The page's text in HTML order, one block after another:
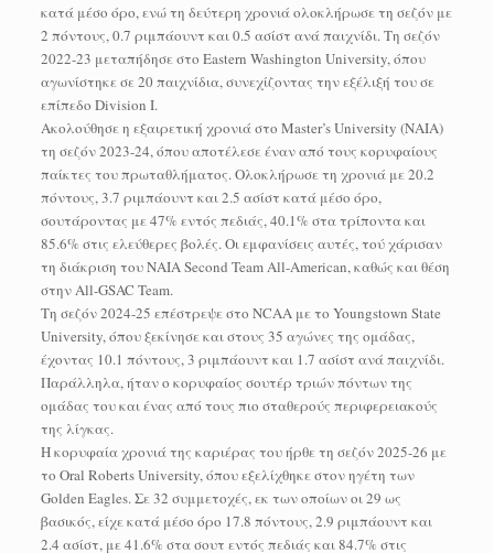
κατά μέσο όρο, ενώ τη δεύτερη χρονιά ολοκλήρωσε τη σεζόν με
2 πόντους, 0.7 ριμπάουντ και 0.5 ασίστ ανά παιχνίδι. Τη σεζόν
2022-23 μεταπήδησε στο Eastern Washington University, όπου
αγωνίστηκε σε 20 παιχνίδια, συνεχίζοντας την εξέλιξή του σε
επίπεδο Division I.
Ακολούθησε η εξαιρετική χρονιά στο Master’s University (NAIA)
τη σεζόν 2023-24, όπου αποτέλεσε έναν από τους κορυφαίους
παίκτες του πρωταθλήματος. Ολοκλήρωσε τη χρονιά με 20.2
πόντους, 3.7 ριμπάουντ και 2.5 ασίστ κατά μέσο όρο,
σουτάροντας με 47% εντός πεδιάς, 40.1% στα τρίποντα και
85.6% στις ελεύθερες βολές. Οι εμφανίσεις αυτές, τού χάρισαν
τη διάκριση του NAIA Second Team All-American, καθώς και θέση
στην All-GSAC Team.
Τη σεζόν 2024-25 επέστρεψε στο NCAA με το Youngstown State
University, όπου ξεκίνησε και στους 35 αγώνες της ομάδας,
έχοντας 10.1 πόντους, 3 ριμπάουντ και 1.7 ασίστ ανά παιχνίδι.
Παράλληλα, ήταν ο κορυφαίος σουτέρ τριών πόντων της
ομάδας του και ένας από τους πιο σταθερούς περιφερειακούς
της λίγκας.
Η κορυφαία χρονιά της καριέρας του ήρθε τη σεζόν 2025-26 με
το Oral Roberts University, όπου εξελίχθηκε στον ηγέτη των
Golden Eagles. Σε 32 συμμετοχές, εκ των οποίων οι 29 ως
βασικός, είχε κατά μέσο όρο 17.8 πόντους, 2.9 ριμπάουντ και
2.4 ασίστ, με 41.6% στα σουτ εντός πεδιάς και 84.7% στις